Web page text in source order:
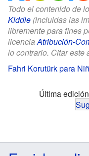
Todo el contenido de
Kiddle (incluidas las
libremente para fines
licenciaAtribución-
lo contrario. Citar este
Fahri Korutürk para
Última